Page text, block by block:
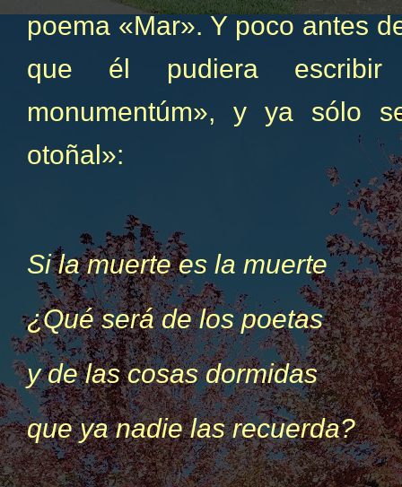
poema «Mar». Y poco antes
que él pudiera escribir
monumentúm», y ya sólo
otoñal»:
Si la muerte es la muerte
¿Qué será de los poetas
y de las cosas dormidas
que ya nadie las recuerda?